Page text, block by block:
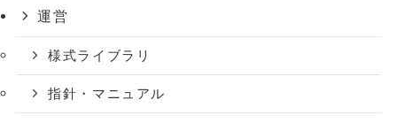
運営
様式ライブラリ
指針・マニュアル